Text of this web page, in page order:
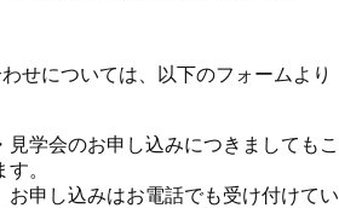
せについては、以下のフォームより
見学会のお申し込みにつきましてもこ
。
お申し込みはお電話でも受け付けてい